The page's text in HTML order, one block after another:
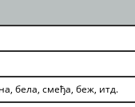
бела, смеђа, беж, итд.